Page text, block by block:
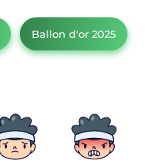
Ballon d'or 2025